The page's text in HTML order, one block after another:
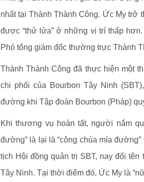
nhất tại Thành Thành Công. Ức My trở
được “thử lửa” ở những vị trí thấp
Phó tổng giám đốc thường trực Thành
Thành Thành Công đã thực hiện một
chi phối của Bourbon Tây Ninh
đường khi Tập đoàn Bourbon (Pháp)
Khi thương vụ hoàn tất, người nắm
đường” là lại là “công chúa mía
tịch Hội đồng quản trị SBT, nay đổi
Tây Ninh. Tại thời điểm đó, Ức My là